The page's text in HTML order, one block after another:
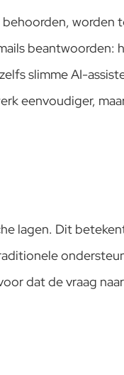
beantwoorden:
slimme AI-
eenvoudiger,
lagen. Dit
dat de vraag